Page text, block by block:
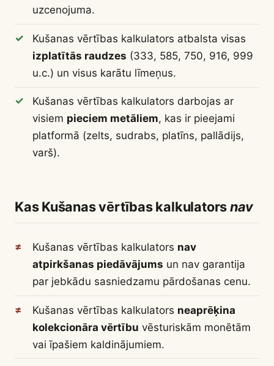
uzcenojuma.
Kušanas vērtības kalkulators atbalsta visas
izplatītās raudzes (333, 585, 750, 916, 999
u.c.) un visus karātu līmeņus.
Kušanas vērtības kalkulators darbojas ar
visiem pieciem metāliem, kas ir pieejami
platformā (zelts, sudrabs, platīns, pallādijs,
varš).
Kas Kušanas vērtības kalkulatorsnav
Kušanas vērtības kalkulators nav
atpirkšanas piedāvājums un nav garantija
par jebkādu sasniedzamu pārdošanas cenu.
Kušanas vērtības kalkulators neaprēķina
kolekcionāra vērtību vēsturiskām monētām
vai īpašiem kaldinājumiem.